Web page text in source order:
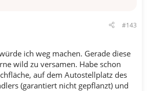
#143
ich weg machen. Gerade diese
wild zu versamen. Habe schon
auf dem Autostellplatz des
(garantiert nicht gepflanzt) und